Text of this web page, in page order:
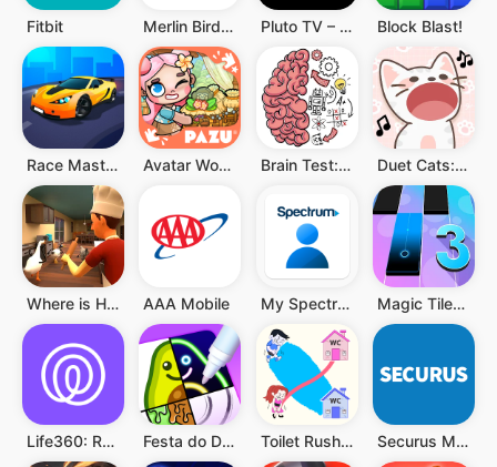
Fitbit Merlin Bird ID por Cornell Lab Pluto TV – TV Ao vivo e Filmes Block Blast!
Race Master 3D Avatar World ® Brain Test: Jogos Mentais Duet Cats: música popcat fofa
Where is He: Hide and Seek AAA Mobile My Spectrum Magic Tiles 3: Jogo de Piano
Life360: Rastreador de Celular Festa do Desenho Toilet Rush Race: Draw Puzzle Securus Mobile